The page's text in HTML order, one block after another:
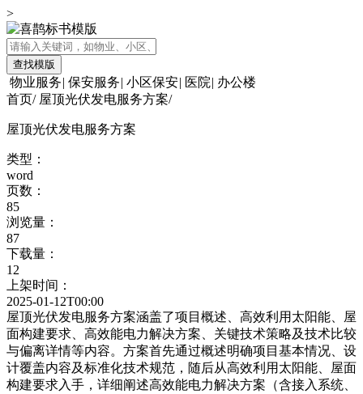
>
查找模版
物业服务| 保安服务| 小区保安| 医院| 办公楼
首页/ 屋顶光伏发电服务方案/
屋顶光伏发电服务方案
类型：
word
页数：
85
浏览量：
87
下载量：
12
上架时间：
2025-01-12T00:00
屋顶光伏发电服务方案涵盖了项目概述、高效利用太阳能、屋
面构建要求、高效能电力解决方案、关键技术策略及技术比较
与偏离详情等内容。方案首先通过概述明确项目基本情况、设
计覆盖内容及标准化技术规范，随后从高效利用太阳能、屋面
构建要求入手，详细阐述高效能电力解决方案（含接入系统、